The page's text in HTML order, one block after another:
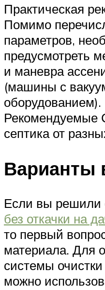
Практическая
Помимо
параметров,
предусмотреть
и маневра
(машины с
оборудованием).
Рекомендуемые
септика от
Варианты
Если вы решили
без откачки на
то первый
материала. Для
системы
можно